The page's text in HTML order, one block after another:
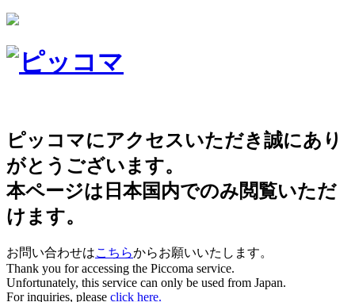
ピッコマにアクセスいただき誠にあり
がとうございます。
本ページは日本国内でのみ閲覧いただ
けます。
お問い合わせはこちらからお願いいたします。
Thank you for accessing the Piccoma service.
Unfortunately, this service can only be used from Japan.
For inquiries, please click here.